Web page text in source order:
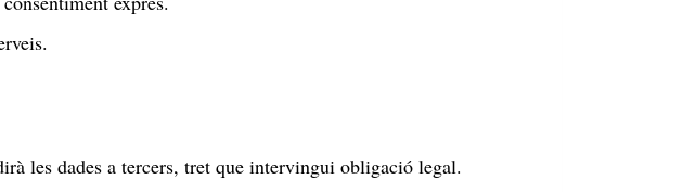
les dades a tercers, tret que intervingui obligació legal.